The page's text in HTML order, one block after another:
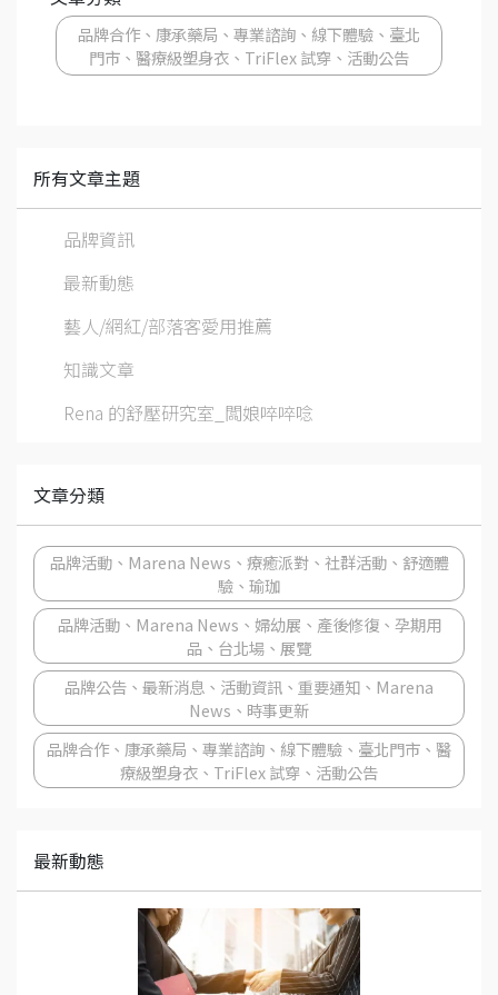
品牌合作、康承藥局、專業諮詢、線下體驗、臺北
門市、醫療級塑身衣、TriFlex 試穿、活動公告
所有文章主題
品牌資訊
最新動態
藝人/網紅/部落客愛用推薦
知識文章
Rena 的舒壓研究室_闆娘啐啐唸
文章分類
品牌活動、Marena News、療癒派對、社群活動、舒適體
驗、瑜珈
品牌活動、Marena News、婦幼展、產後修復、孕期用
品、台北場、展覽
品牌公告、最新消息、活動資訊、重要通知、Marena
News、時事更新
品牌合作、康承藥局、專業諮詢、線下體驗、臺北門市、醫
療級塑身衣、TriFlex 試穿、活動公告
最新動態